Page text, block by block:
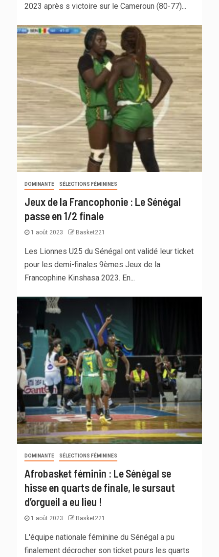
2023 après s victoire sur le Cameroun (80-77)...
DOMINANTE SÉLECTIONS FÉMININES
Jeux de la Francophonie : Le Sénégal
passe en 1/2 finale
1 août 2023 Basket221
Les Lionnes U25 du Sénégal ont validé leur ticket
pour les demi-finales 9èmes Jeux de la
Francophine Kinshasa 2023. En...
DOMINANTE SÉLECTIONS FÉMININES
Afrobasket féminin : Le Sénégal se
hisse en quarts de finale, le sursaut
d’orgueil a eu lieu !
1 août 2023 Basket221
L'équipe nationale féminine du Sénégal a pu
finalement décrocher son ticket pours les quarts